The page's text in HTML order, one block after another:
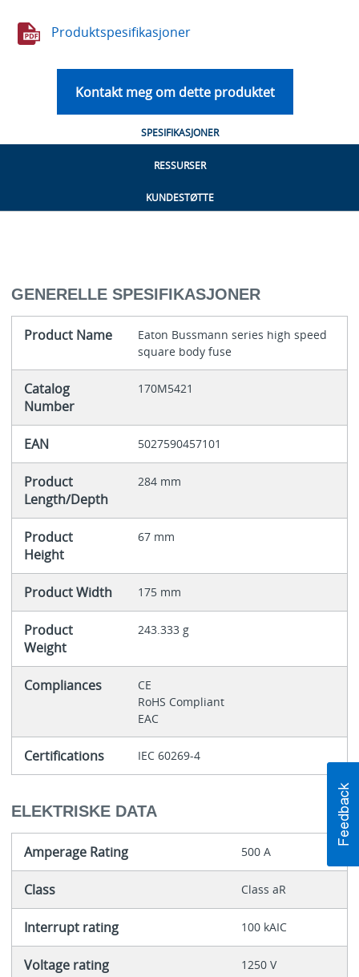
Produktspesifikasjoner
Kontakt meg om dette produktet
SPESIFIKASJONER
RESSURSER
KUNDESTØTTE
GENERELLE SPESIFIKASJONER
Product Name
Eaton Bussmann series high speed
square body fuse
Catalog
Number
170M5421
EAN 5027590457101
Product
Length/Depth
284 mm
Product
Height
67 mm
Product Width 175 mm
Product
Weight
243.333 g
Compliances
CE
RoHS Compliant
EAC
Certifications IEC 60269-4
ELEKTRISKE DATA
Amperage Rating 500 A
Class Class aR
Interrupt rating 100 kAIC
Voltage rating 1250 V